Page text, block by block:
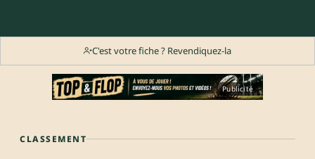
C'est votre fiche ? Revendiquez-la
Publicité
CLASSEMENT